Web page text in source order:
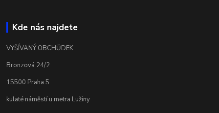
Kde nás najdete
VYŠÍVANÝ OBCHŮDEK
Bronzová 24/2
15500 Praha 5
kulaté náměstí u metra Lužiny